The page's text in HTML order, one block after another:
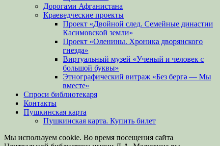
Дорогами Афганистана
Краеведческие проекты
Проект «Двойной след. Семейные династии
Касимовской земли»
Проект «Оленины. Хроника дворянского
гнезда»
Виртуальный музей «Ученый и человек с
большой буквы»
Этнографический витраж «Без бергə — Мы
вместе»
Спроси библиотекаря
Контакты
Пушкинская карта
Пушкинская карта. Купить билет
Мы используем cookie. Во время посещения сайта